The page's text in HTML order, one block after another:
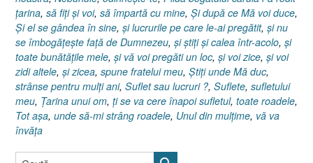
ţarina, să fiţi şi voi, să împartă cu mine, Şi după ce Mă voi duce,
Şi el se gândea în sine, şi lucrurile pe care le-ai pregătit, şi nu
se îmbogăţeşte faţă de Dumnezeu, şi ştiţi şi calea într-acolo, şi
toate bunătăţile mele, şi vă voi pregăti un loc, şi voi zice, şi voi
zidi altele, şi zicea, spune fratelui meu, Ştiţi unde Mă duc,
strânse pentru mulţi ani, Suflet sau lucruri ?, Suflete, sufletului
meu, Ţarina unui om, ţi se va cere înapoi sufletul, toate roadele,
Tot aşa, unde să-mi strâng roadele, Unul din mulţime, vă va
învăţa